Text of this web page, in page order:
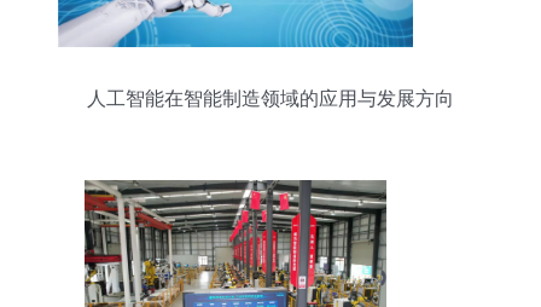
人工智能在智能制造领域的应用与发展方向